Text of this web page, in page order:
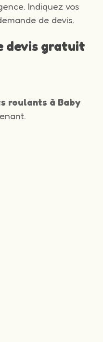
Indiquez vos
de devis.
devis gratuit
roulants à Baby